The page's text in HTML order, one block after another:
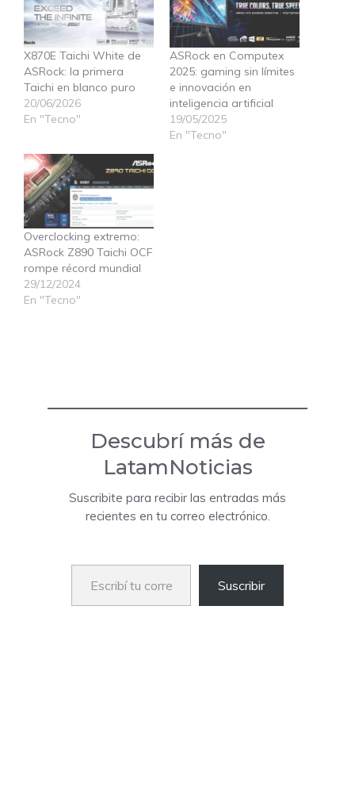
X870E Taichi White de
ASRock: la primera
Taichi en blanco puro
20/06/2026
En "Tecno"
ASRock en Computex
2025: gaming sin límites
e innovación en
inteligencia artificial
19/05/2025
En "Tecno"
Overclocking extremo:
ASRock Z890 Taichi OCF
rompe récord mundial
29/12/2024
En "Tecno"
Descubrí más de
LatamNoticias
Suscribite para recibir las entradas más
recientes en tu correo electrónico.
Escribí tu correo electrónico…
Suscribir